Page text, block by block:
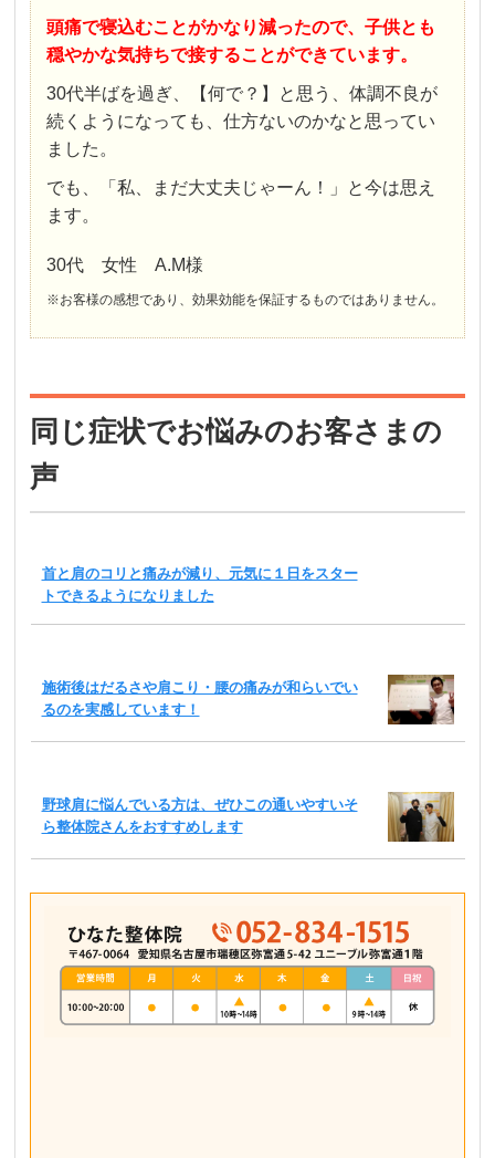
頭痛で寝込むことがかなり減ったので、子供とも
穏やかな気持ちで接することができています。
30代半ばを過ぎ、【何で？】と思う、体調不良が
続くようになっても、仕方ないのかなと思ってい
ました。
でも、「私、まだ大丈夫じゃーん！」と今は思え
ます。
30代 女性 A.M様
※お客様の感想であり、効果効能を保証するものではありません。
同じ症状でお悩みのお客さまの
声
首と肩のコリと痛みが減り、元気に１日をスター
トできるようになりました
施術後はだるさや肩こり・腰の痛みが和らいでい
るのを実感しています！
野球肩に悩んでいる方は、ぜひこの通いやすいそ
ら整体院さんをおすすめします